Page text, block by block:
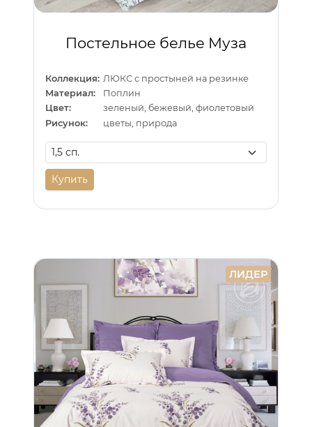
Постельное белье Муза
Коллекция: ЛЮКС с простыней на резинке
Материал:
Поплин
Цвет:
зеленый, бежевый, фиолетовый
Рисунок:
цветы, природа
Купить
ЛИДЕР